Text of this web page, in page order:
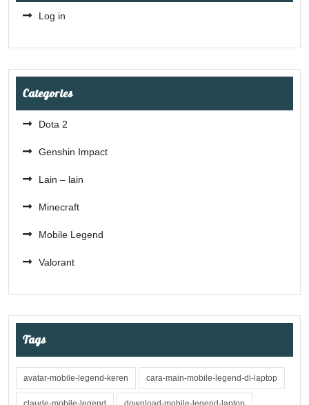
Log in
Categories
Dota 2
Genshin Impact
Lain – lain
Minecraft
Mobile Legend
Valorant
Tags
avatar-mobile-legend-keren cara-main-mobile-legend-di-laptop